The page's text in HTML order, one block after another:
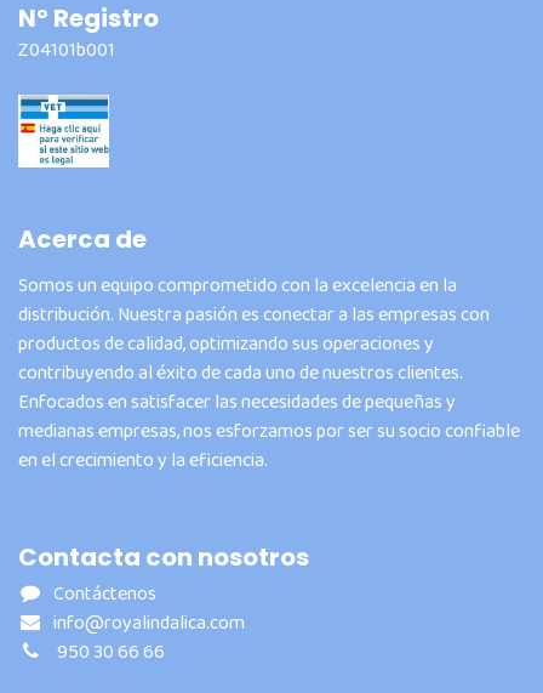
Nº Registro
Z04101b001
Acerca de
Somos un equipo comprometido con la excelencia en la
distribución. Nuestra pasión es conectar a las empresas con
productos de calidad, optimizando sus operaciones y
contribuyendo al éxito de cada uno de nuestros clientes.
Enfocados en satisfacer las necesidades de pequeñas y
medianas empresas, nos esforzamos por ser su socio confiable
en el crecimiento y la eficiencia.
Contacta con nosotros
Contáctenos
info@royalindalica.com
950 30 66 66